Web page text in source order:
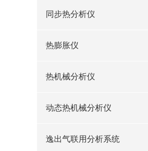
同步热分析仪
热膨胀仪
热机械分析仪
动态热机械分析仪
逸出气联用分析系统